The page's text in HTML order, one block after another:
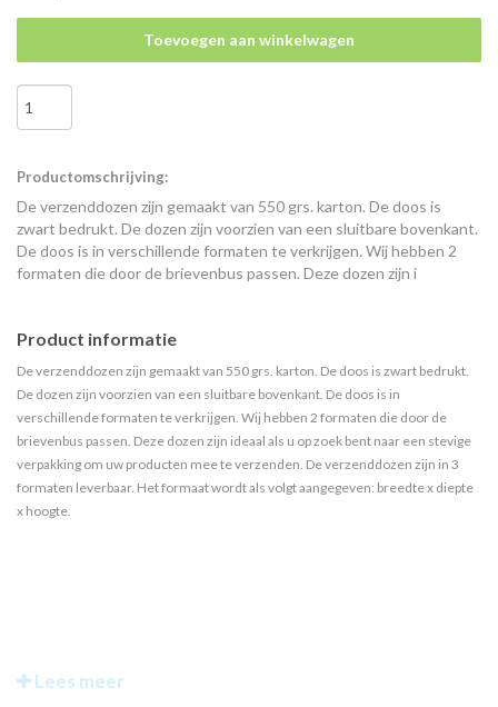
Toevoegen aan winkelwagen
Productomschrijving:
De verzenddozen zijn gemaakt van 550 grs. karton. De doos is
zwart bedrukt. De dozen zijn voorzien van een sluitbare bovenkant.
De doos is in verschillende formaten te verkrijgen. Wij hebben 2
formaten die door de brievenbus passen. Deze dozen zijn i
Product informatie
De verzenddozen zijn gemaakt van 550 grs. karton. De doos is zwart bedrukt.
De dozen zijn voorzien van een sluitbare bovenkant. De doos is in
verschillende formaten te verkrijgen. Wij hebben 2 formaten die door de
brievenbus passen. Deze dozen zijn ideaal als u op zoek bent naar een stevige
verpakking om uw producten mee te verzenden. De verzenddozen zijn in 3
formaten leverbaar. Het formaat wordt als volgt aangegeven: breedte x diepte
x hoogte.
Lees meer